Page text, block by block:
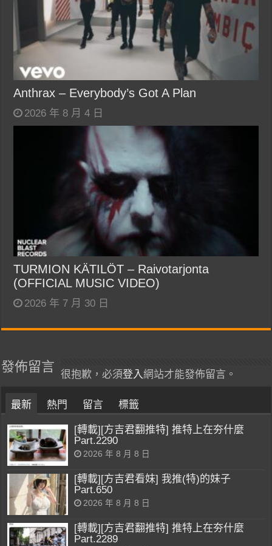
Anthrax – Everybody’s Got A Plan
2026 年 8 月 4 日
TURMION KÄTILÖT – Raivotarjonta
(OFFICIAL MUSIC VIDEO)
2026 年 7 月 30 日
發佈留言
很抱歉，必須登入網站才能發佈留言。
最新 熱門 留言 標籤
[轉載][方吉君翻推特] 推特上在夯什麼
Part.2290
2026 年 8 月 8 日
[轉載][方吉君看妹] 我推(特)的妹子
Part.650
2026 年 8 月 8 日
[轉載][方吉君翻推特] 推特上在夯什麼
Part.2289